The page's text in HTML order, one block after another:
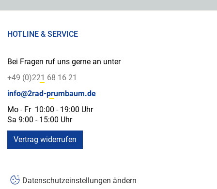
HOTLINE & SERVICE
Bei Fragen ruf uns gerne an unter
+49 (0)221 68 16 21
info@2rad-prumbaum.de
Mo - Fr 10:00 - 19:00 Uhr
Sa 9:00 - 15:00 Uhr
Vertrag widerrufen
Datenschutzeinstellungen ändern